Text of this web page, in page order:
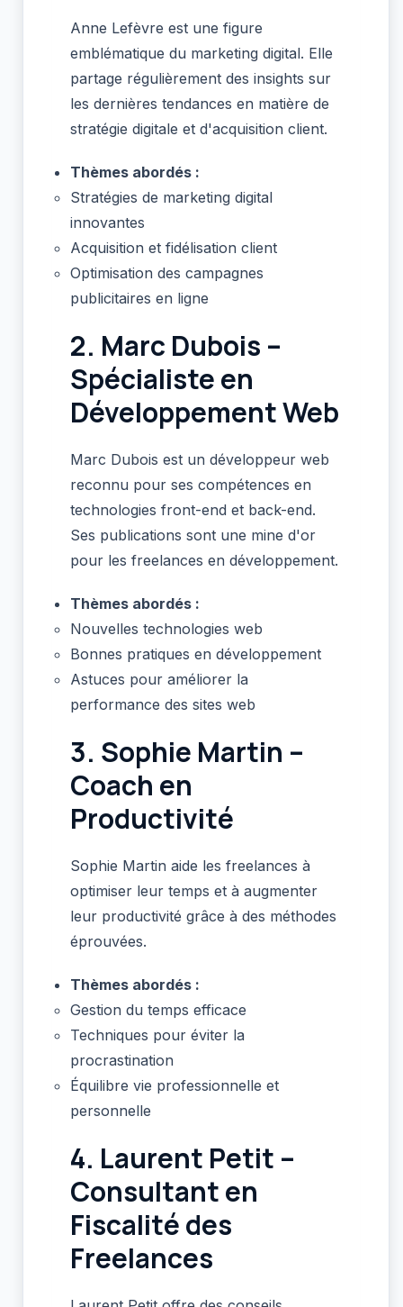
Anne Lefèvre est une figure
emblématique du marketing digital. Elle
partage régulièrement des insights sur
les dernières tendances en matière de
stratégie digitale et d'acquisition client.
Thèmes abordés :
Stratégies de marketing digital
innovantes
Acquisition et fidélisation client
Optimisation des campagnes
publicitaires en ligne
2. Marc Dubois –
Spécialiste en
Développement Web
Marc Dubois est un développeur web
reconnu pour ses compétences en
technologies front-end et back-end.
Ses publications sont une mine d'or
pour les freelances en développement.
Thèmes abordés :
Nouvelles technologies web
Bonnes pratiques en développement
Astuces pour améliorer la
performance des sites web
3. Sophie Martin –
Coach en
Productivité
Sophie Martin aide les freelances à
optimiser leur temps et à augmenter
leur productivité grâce à des méthodes
éprouvées.
Thèmes abordés :
Gestion du temps efficace
Techniques pour éviter la
procrastination
Équilibre vie professionnelle et
personnelle
4. Laurent Petit –
Consultant en
Fiscalité des
Freelances